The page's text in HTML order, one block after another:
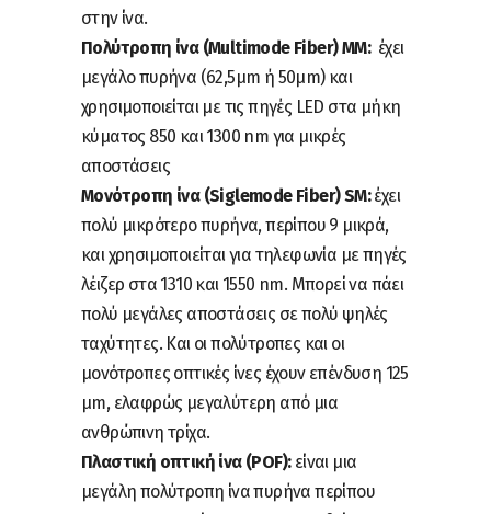
στην ίνα.
Πολύτροπη ίνα (Multimode Fiber) MM:έχει
μεγάλο πυρήνα (62,5μm ή 50μm) και
χρησιμοποιείται με τις πηγές LED στα μήκη
κύματος 850 και 1300 nm για μικρές
αποστάσεις
Μονότροπη ίνα (Siglemode Fiber) SM:έχει
πολύ μικρότερο πυρήνα, περίπου 9 μικρά,
και χρησιμοποιείται για τηλεφωνία με πηγές
λέιζερ στα 1310 και 1550 nm. Μπορεί να πάει
πολύ μεγάλες αποστάσεις σε πολύ ψηλές
ταχύτητες. Και οι πολύτροπες και οι
μονότροπες οπτικές ίνες έχουν επένδυση 125
μm, ελαφρώς μεγαλύτερη από μια
ανθρώπινη τρίχα.
Πλαστική οπτική ίνα (POF):είναι μια
μεγάλη πολύτροπη ίνα πυρήνα περίπου